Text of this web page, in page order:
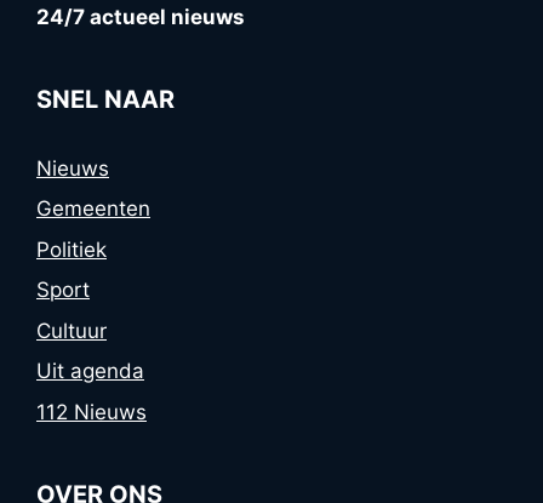
24/7 actueel nieuws
SNEL NAAR
Nieuws
Gemeenten
Politiek
Sport
Cultuur
Uit agenda
112 Nieuws
OVER ONS